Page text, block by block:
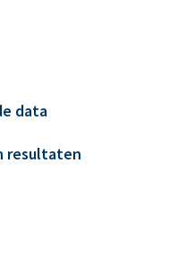
data
resultaten